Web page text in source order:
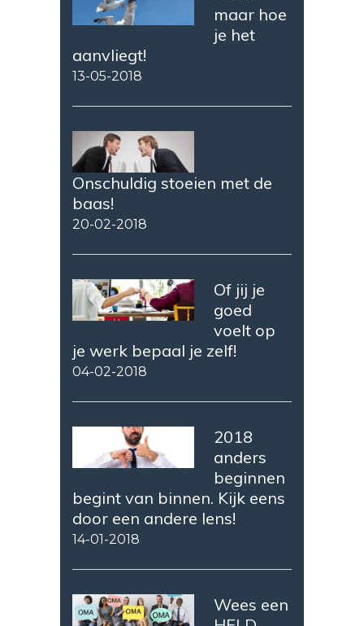
maar hoe
je het
aanvliegt!
13-05-2018
Onschuldig stoeien met de
baas!
20-02-2018
Of jij je
goed
voelt op
je werk bepaal je zelf!
04-02-2018
2018
anders
beginnen
begint van binnen. Kijk eens
door een andere lens!
14-01-2018
Wees een